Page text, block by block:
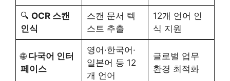
🔍 OCR 스캔
인식
스캔 문서 텍
스트 추출
12개 언어 인
식 지원
🌐 다국어 인터
페이스
영어·한국어·
일본어 등 12
개 언어
글로벌 업무
환경 최적화